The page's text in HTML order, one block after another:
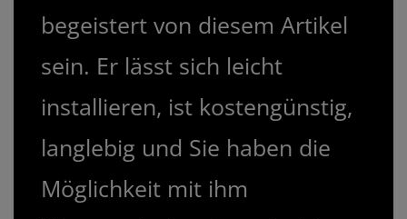
begeistert von diesem Artikel
sein. Er lässt sich leicht
installieren, ist kostengünstig,
langlebig und Sie haben die
Möglichkeit mit ihm